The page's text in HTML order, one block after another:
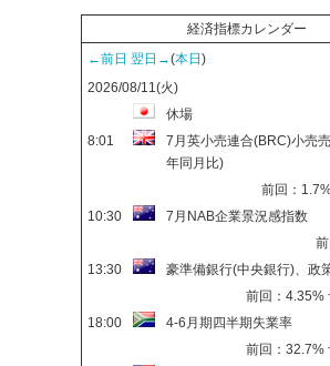
経済指標カレンダー
←前日 翌日→(本日)
2026/08/11(火)
休場
8:01
7月英小売連合(BRC)小売
年同月比)
前回：
10:30
7月NAB企業景況感指数
13:30
豪準備銀行(中央銀行)、政
前回：4.35%
18:00
4-6月期四半期失業率
前回：32.7%